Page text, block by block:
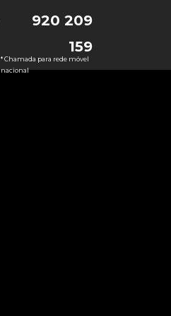
920 209
159
* Chamada para rede móvel
nacional